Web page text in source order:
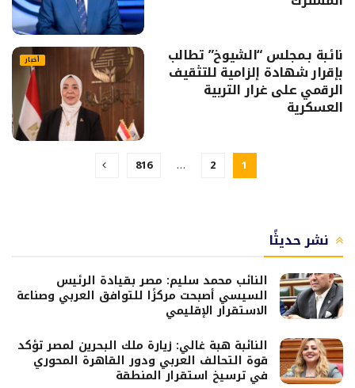
أخبار نائبة بـمجلس “الشيوخ” تطالب
بإقرار شهادة إلزامية للتثقيف
الرقمي على غرار التربية
العسكرية
1
2
…
816
نشر حديثًا
النائب محمد سليم: مصر بقيادة الرئيس
السيسي أصبحت مركزًا للتوافق العربي وصناعة
الاستقرار الإقليمي
النائبة هبة غالي: زيارة ملك البحرين لمصر تؤكد
قوة التحالف العربي ودور القاهرة المحوري
في ترسيخ استقرار المنطقة